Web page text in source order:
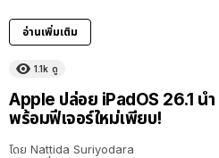
อ่านเพิ่มเติม
1.1k ดู
Apple ปล่อย iPadOS 26.1 น
พร้อมฟีเจอร์ใหม่เพียบ!
โดย Nattida Suriyodara